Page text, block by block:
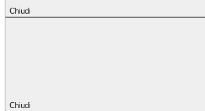
Chiudi
Chiudi